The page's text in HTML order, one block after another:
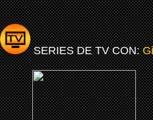
SERIES DE TV CON: